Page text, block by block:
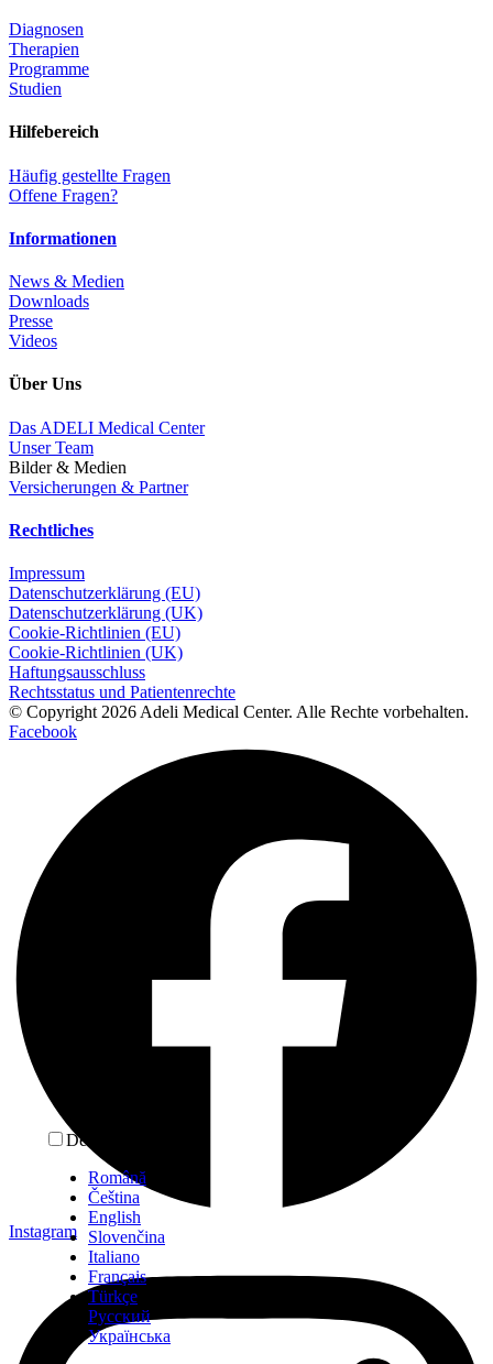
Diagnosen
Therapien
Programme
Studien
Hilfebereich
Häufig gestellte Fragen
Offene Fragen?
Informationen
News & Medien
Downloads
Presse
Videos
Über Uns
Das ADELI Medical Center
Unser Team
Bilder & Medien
Versicherungen & Partner
Rechtliches
Impressum
Datenschutzerklärung (EU)
Datenschutzerklärung (UK)
Cookie-Richtlinien (EU)
Cookie-Richtlinien (UK)
Haftungsausschluss
Rechtsstatus und Patientenrechte
© Copyright 2026 Adeli Medical Center. Alle Rechte vorbehalten.
Facebook
Instagram
Deutsch
Română
Čeština
English
Slovenčina
Italiano
Français
Türkçe
Русский
Українська